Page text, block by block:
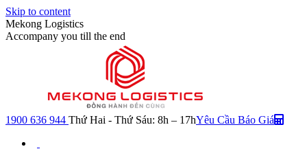
Skip to content
Mekong Logistics
Accompany you till the end
1900 636 944 Thứ Hai - Thứ Sáu: 8h – 17hYêu Cầu Báo Giá